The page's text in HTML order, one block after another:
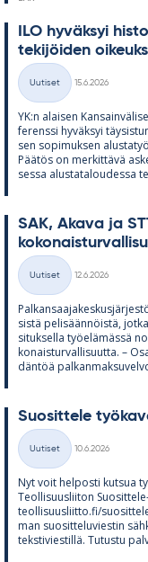
ILO hy­väk­syi
te­ki­jöi­den
Kategoriat
Uutiset
15.6.2026
YK:n alai­sen
fe­renssi hy­väk­syi
sen so­pi­muk­sen
Pää­tös on mer­kit­tävä
sessa alus­ta­ta­lou­dessa
SAK, Akava ja
Kategoriat
Uutiset
12.6.2026
sistä pe­li­sään­nöistä,
si­tuk­sella työ­elä­mässä
ko­nais­tur­val­li­suutta. –
dän­töä
Suo­sit­tele
Kategoriat
Uutiset
10.6.2026
Nyt voit hel­posti kut­sua
Teol­li­suus­lii­ton
teol­li­suus­liitto.fi/
man suo­sit­te­lu­vies­tin
teks­ti­vies­tillä. Tu­tustu